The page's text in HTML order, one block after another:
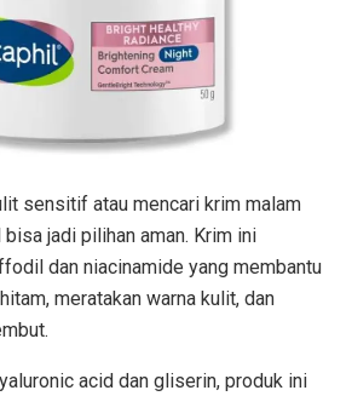
sensitif atau mencari krim malam
jadi pilihan aman. Krim ini
dan niacinamide yang membantu
meratakan warna kulit, dan
acid dan gliserin, produk ini